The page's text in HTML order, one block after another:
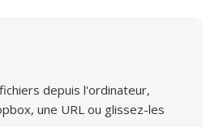
depuis l'ordinateur,
une URL ou glissez-les